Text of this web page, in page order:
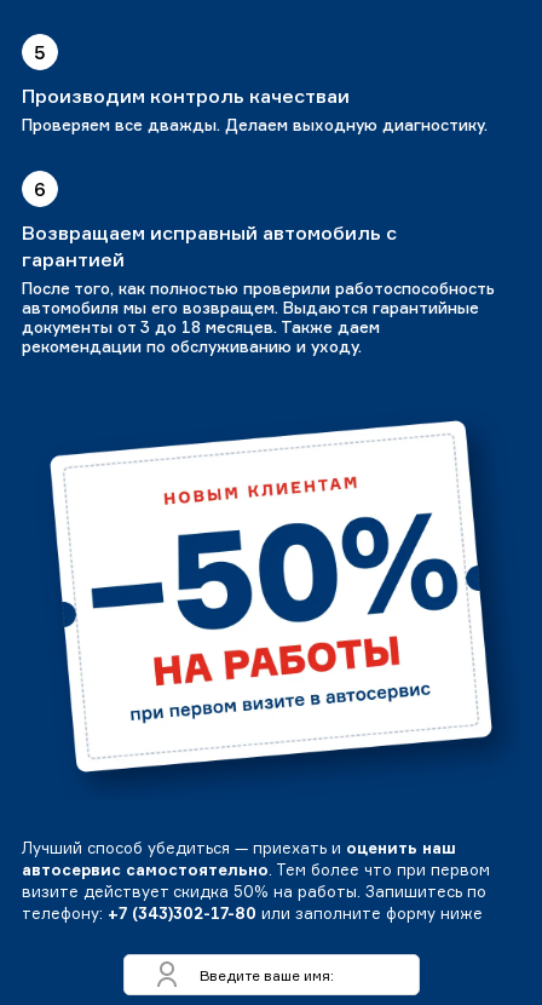
5
Производим контроль качестваи
Проверяем все дважды. Делаем выходную диагностику.
6
Возвращаем исправный автомобиль с
гарантией
После того, как полностью проверили работоспособность
автомобиля мы его возвращем. Выдаются гарантийные
документы от 3 до 18 месяцев. Также даем
рекомендации по обслуживанию и уходу.
Лучший способ убедиться — приехать и оценить наш
автосервис самостоятельно. Тем более что при первом
визите действует скидка 50% на работы. Запишитесь по
телефону: +7 (343)302-17-80 или заполните форму ниже